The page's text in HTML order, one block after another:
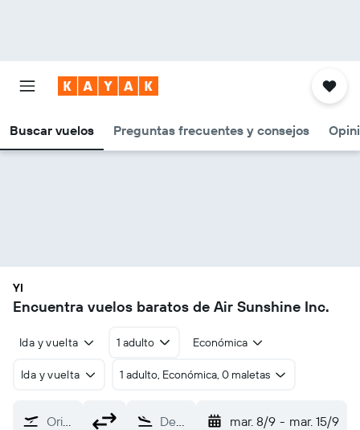
Buscar vuelos Preguntas frecuentes y consejos
YI
Encuentra vuelos baratos de Air Sunshine Inc.
Ida y vuelta 1 adulto Económica
Ida y vuelta 1 adulto, Económica, 0 maletas
Origen Destino mar. 8/9 - mar. 15/9